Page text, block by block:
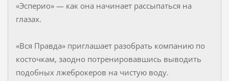
«Эсперио» — как она начинает рассыпаться на
глазах.
«Вся Правда» приглашает разобрать компанию по
косточкам, заодно потренировавшись выводить
подобных лжеброкеров на чистую воду.